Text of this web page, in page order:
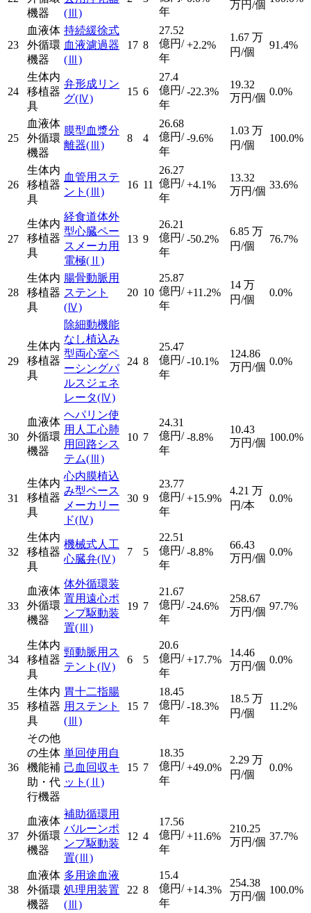
機器
(Ⅲ)
年
万円/個
23
血液体
外循環
機器
持続緩徐式
血液濾過器
(Ⅲ)
17 8
27.52
億円/
年
+2.2%
1.67 万
円/個
91.4%
24
生体内
移植器
具
弁形成リン
グ(Ⅳ)
15 6
27.4
億円/
年
-22.3%
19.32
万円/個
0.0%
25
血液体
外循環
機器
膜型血漿分
離器(Ⅲ)
8 4
26.68
億円/
年
-9.6%
1.03 万
円/個
100.0%
26
生体内
移植器
具
血管用ステ
ント (Ⅲ)
16 11
26.27
億円/
年
+4.1%
13.32
万円/個
33.6%
27
生体内
移植器
具
経食道体外
型心臓ペー
スメーカ用
電極(Ⅱ)
13 9
26.21
億円/
年
-50.2%
6.85 万
円/個
76.7%
28
生体内
移植器
具
腸骨動脈用
ステント
(Ⅳ)
20 10
25.87
億円/
年
+11.2%
14 万
円/個
0.0%
29
生体内
移植器
具
除細動機能
なし植込み
型両心室ペ
ーシングパ
ルスジェネ
レータ(Ⅳ)
24 8
25.47
億円/
年
-10.1%
124.86
万円/個 0.0%
30
血液体
外循環
機器
ヘパリン使
用人工心肺
用回路シス
テム(Ⅲ)
10 7
24.31
億円/
年
-8.8%
10.43
万円/個 100.0%
31
生体内
移植器
具
心内膜植込
み型ペース
メーカリー
ド(Ⅳ)
30 9
23.77
億円/
年
+15.9%
4.21 万
円/本
0.0%
32
生体内
移植器
具
機械式人工
心臓弁(Ⅳ)
7 5
22.51
億円/
年
-8.8%
66.43
万円/個
0.0%
33
血液体
外循環
機器
体外循環装
置用遠心ポ
ンプ駆動装
置(Ⅲ)
19 7
21.67
億円/
年
-24.6%
258.67
万円/個 97.7%
34
生体内
移植器
具
頸動脈用ス
テント (Ⅳ)
6 5
20.6
億円/
年
+17.7%
14.46
万円/個
0.0%
35
生体内
移植器
具
胃十二指腸
用ステント
(Ⅲ)
15 7
18.45
億円/
年
-18.3%
18.5 万
円/個
11.2%
36
その他
の生体
機能補
助・代
行機器
単回使用自
己血回収キ
ット (Ⅱ)
15 7
18.35
億円/
年
+49.0%
2.29 万
円/個
0.0%
37
血液体
外循環
機器
補助循環用
バルーンポ
ンプ駆動装
置(Ⅲ)
12 4
17.56
億円/
年
+11.6%
210.25
万円/個 37.7%
38
血液体
外循環
機器
多用途血液
処理用装置
(Ⅲ)
22 8
15.4
億円/
年
+14.3%
254.38
万円/個
100.0%